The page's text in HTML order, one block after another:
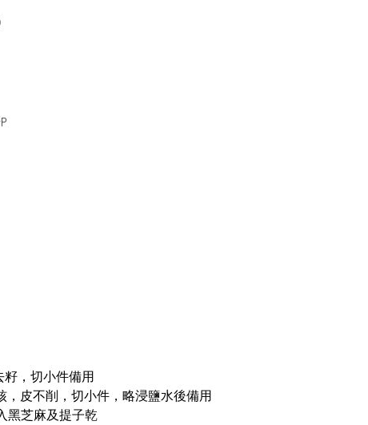
籽，切小件備用
，皮不削，切小件，略浸鹽水後備用
黑芝麻及提子乾